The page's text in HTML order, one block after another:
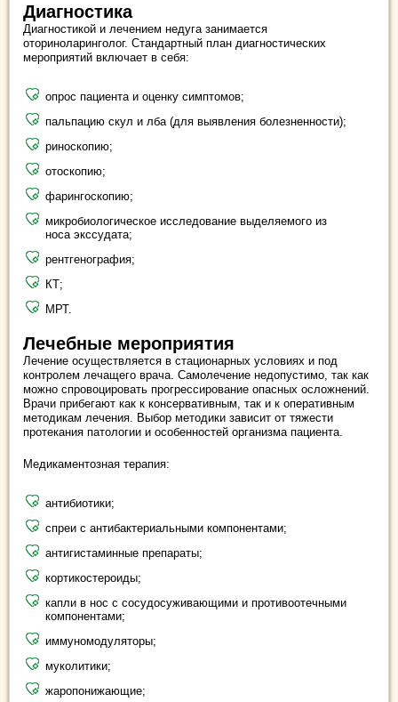
Диагностика
Диагностикой и лечением недуга занимается
оториноларинголог. Стандартный план диагностических
мероприятий включает в себя:
опрос пациента и оценку симптомов;
пальпацию скул и лба (для выявления болезненности);
риноскопию;
отоскопию;
фарингоскопию;
микробиологическое исследование выделяемого из
носа экссудата;
рентгенография;
КТ;
МРТ.
Лечебные мероприятия
Лечение осуществляется в стационарных условиях и под
контролем лечащего врача. Самолечение недопустимо, так как
можно спровоцировать прогрессирование опасных осложнений.
Врачи прибегают как к консервативным, так и к оперативным
методикам лечения. Выбор методики зависит от тяжести
протекания патологии и особенностей организма пациента.
Медикаментозная терапия:
антибиотики;
спреи с антибактериальными компонентами;
антигистаминные препараты;
кортикостероиды;
капли в нос с сосудосуживающими и противоотечными
компонентами;
иммуномодуляторы;
муколитики;
жаропонижающие;